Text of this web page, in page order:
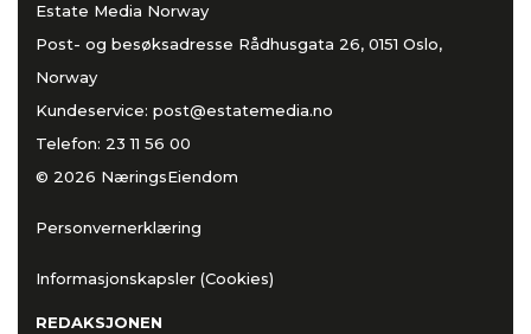
Estate Media Norway
Post- og besøksadresse Rådhusgata 26, 0151 Oslo,
Norway
Kundeservice: post@estatemedia.no
Telefon: 23 11 56 00
© 2026 NæringsEiendom
Personvernerklæring
Informasjonskapsler (Cookies)
REDAKSJONEN